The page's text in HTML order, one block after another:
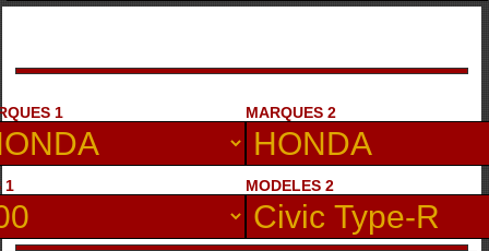
1 MARQUES 2
1 MODELES 2